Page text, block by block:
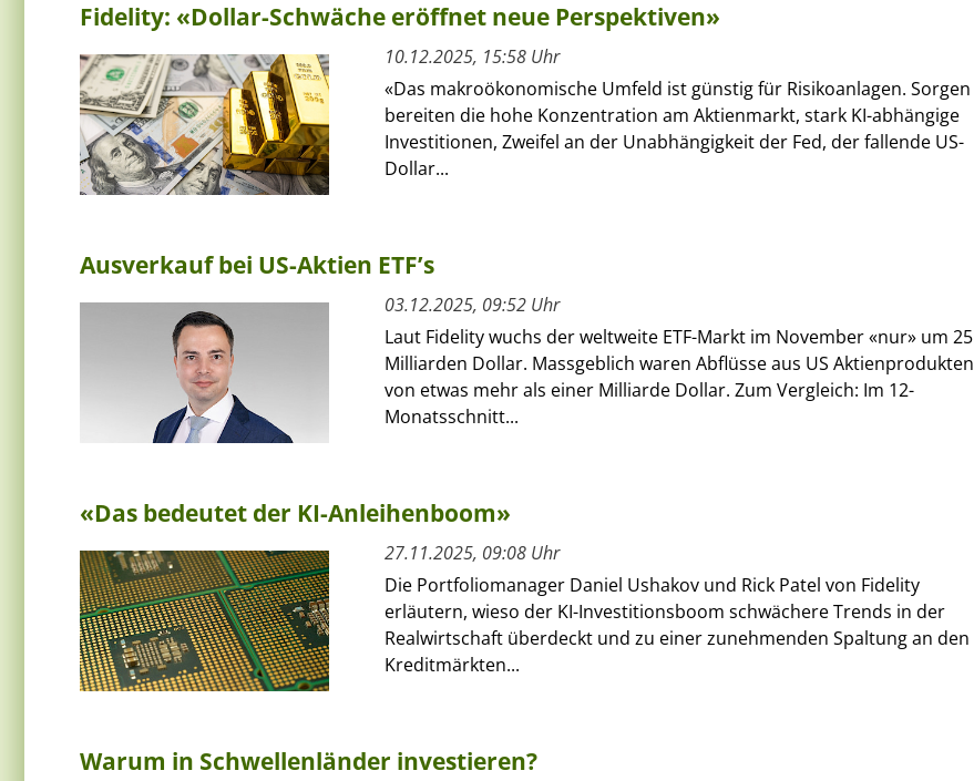
Fidelity: «Dollar-Schwäche eröffnet neue Perspektiven»
10.12.2025, 15:58 Uhr
«Das makroökonomische Umfeld ist günstig für Risikoanlagen. Sorgen
bereiten die hohe Konzentration am Aktienmarkt, stark KI-abhängige
Investitionen, Zweifel an der Unabhängigkeit der Fed, der fallende US-
Dollar...
Ausverkauf bei US-Aktien ETF’s
03.12.2025, 09:52 Uhr
Laut Fidelity wuchs der weltweite ETF-Markt im November «nur» um 25
Milliarden Dollar. Massgeblich waren Abflüsse aus US Aktienprodukten
von etwas mehr als einer Milliarde Dollar. Zum Vergleich: Im 12-
Monatsschnitt...
«Das bedeutet der KI-Anleihenboom»
27.11.2025, 09:08 Uhr
Die Portfoliomanager Daniel Ushakov und Rick Patel von Fidelity
erläutern, wieso der KI-Investitionsboom schwächere Trends in der
Realwirtschaft überdeckt und zu einer zunehmenden Spaltung an den
Kreditmärkten...
Warum in Schwellenländer investieren?